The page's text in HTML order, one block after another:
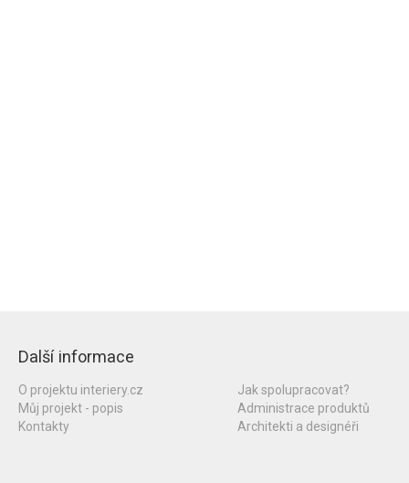
Další informace
O projektu interiery.cz
Můj projekt - popis
Kontakty
Jak spolupracovat?
Administrace produktů
Architekti a designéři